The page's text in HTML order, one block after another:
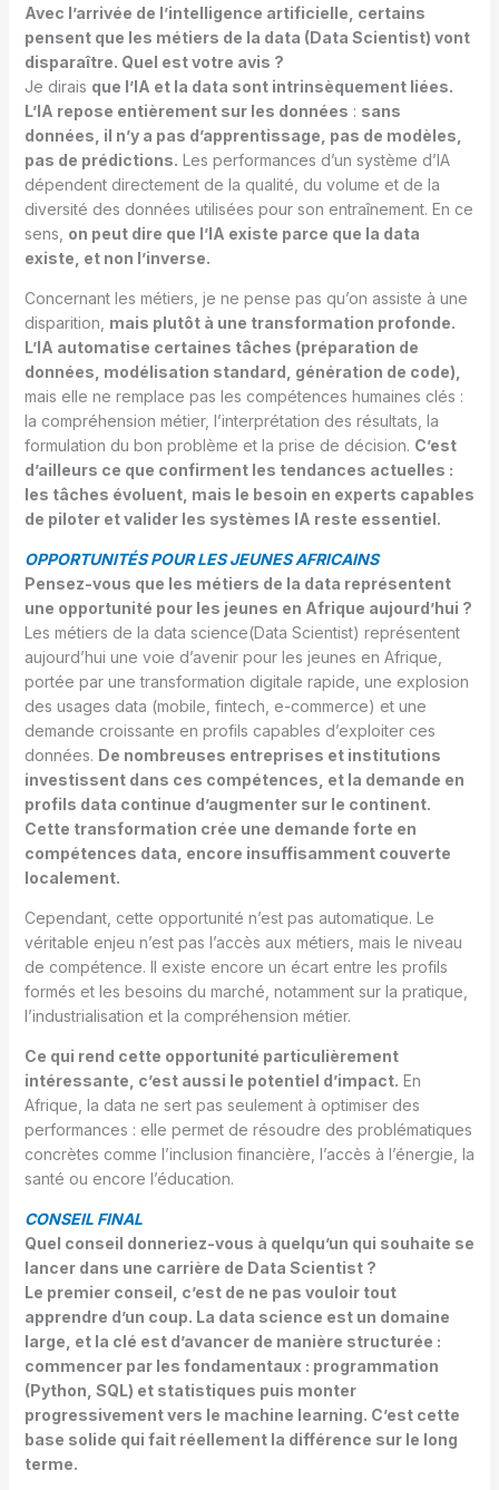
Avec l’arrivée de l’intelligence artificielle, certains
pensent que les métiers de la data (Data Scientist) vont
disparaître. Quel est votre avis ?
Je dirais que l’IA et la data sont intrinsèquement liées.
L’IA repose entièrement sur les données : sans
données, il n’y a pas d’apprentissage, pas de modèles,
pas de prédictions. Les performances d’un système d’IA
dépendent directement de la qualité, du volume et de la
diversité des données utilisées pour son entraînement. En ce
sens, on peut dire que l’IA existe parce que la data
existe, et non l’inverse.
Concernant les métiers, je ne pense pas qu’on assiste à une
disparition, mais plutôt à une transformation profonde.
L’IA automatise certaines tâches (préparation de
données, modélisation standard, génération de code),
mais elle ne remplace pas les compétences humaines clés :
la compréhension métier, l’interprétation des résultats, la
formulation du bon problème et la prise de décision. C’est
d’ailleurs ce que confirment les tendances actuelles :
les tâches évoluent, mais le besoin en experts capables
de piloter et valider les systèmes IA reste essentiel.
OPPORTUNITÉS POUR LES JEUNES AFRICAINS
Pensez-vous que les métiers de la data représentent
une opportunité pour les jeunes en Afrique aujourd’hui ?
Les métiers de la data science(Data Scientist) représentent
aujourd’hui une voie d’avenir pour les jeunes en Afrique,
portée par une transformation digitale rapide, une explosion
des usages data (mobile, fintech, e-commerce) et une
demande croissante en profils capables d’exploiter ces
données. De nombreuses entreprises et institutions
investissent dans ces compétences, et la demande en
profils data continue d’augmenter sur le continent.
Cette transformation crée une demande forte en
compétences data, encore insuffisamment couverte
localement.
Cependant, cette opportunité n’est pas automatique. Le
véritable enjeu n’est pas l’accès aux métiers, mais le niveau
de compétence. Il existe encore un écart entre les profils
formés et les besoins du marché, notamment sur la pratique,
l’industrialisation et la compréhension métier.
Ce qui rend cette opportunité particulièrement
intéressante, c’est aussi le potentiel d’impact. En
Afrique, la data ne sert pas seulement à optimiser des
performances : elle permet de résoudre des problématiques
concrètes comme l’inclusion financière, l’accès à l’énergie, la
santé ou encore l’éducation.
CONSEIL FINAL
Quel conseil donneriez-vous à quelqu’un qui souhaite se
lancer dans une carrière de Data Scientist ?
Le premier conseil, c’est de ne pas vouloir tout
apprendre d’un coup. La data science est un domaine
large, et la clé est d’avancer de manière structurée :
commencer par les fondamentaux : programmation
(Python, SQL) et statistiques puis monter
progressivement vers le machine learning. C’est cette
base solide qui fait réellement la différence sur le long
terme.